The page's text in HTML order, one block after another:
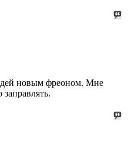
новым фреоном. Мне